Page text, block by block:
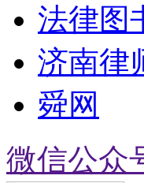
法律图
济南律
舜网
微信公众